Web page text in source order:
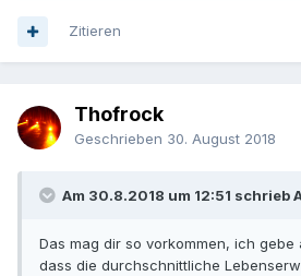
Zitieren
Thofrock
Geschrieben 30. August 2018
Am 30.8.2018 um 12:51 schrieb
Das mag dir so vorkommen, ich gebe
dass die durchschnittliche